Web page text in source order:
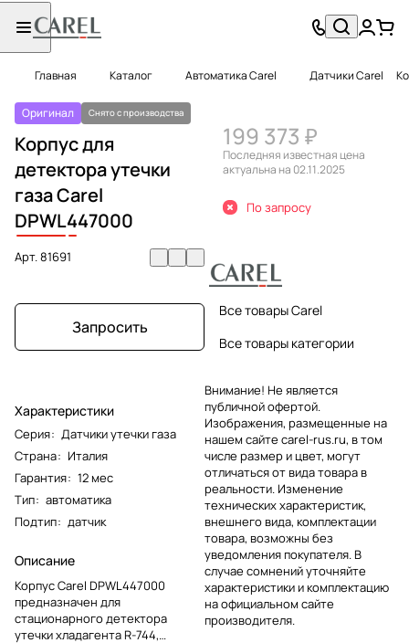
Главная Каталог Автоматика Carel Датчики Carel
Оригинал Снято с производства
Корпус для
детектора утечки
газа Carel
DPWL447000
Арт.81691
Запросить
Характеристики
Серия: Датчики утечки газа
Страна: Италия
Гарантия: 12 мес
Тип: автоматика
Подтип: датчик
Описание
Корпус Carel DPWL447000
предназначен для
стационарного детектора
утечки хладагента R-744,
199 373 ₽
Последняя известная цена
актуальна на 02.11.2025
По запросу
Все товары Carel
Все товары категории
Внимание! Не является
публичной офертой.
Изображения, размещенные на
нашем сайте carel-rus.ru, в том
числе размер и цвет, могут
отличаться от вида товара в
реальности. Изменение
технических характеристик,
внешнего вида, комплектации
товара, возможны без
уведомления покупателя. В
случае сомнений уточняйте
характеристики и комплектацию
на официальном сайте
производителя.